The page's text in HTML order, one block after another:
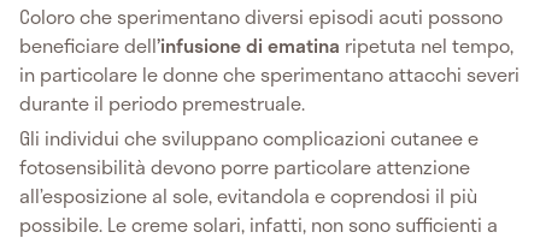
Coloro che sperimentano diversi episodi acuti possono
beneficiare dell’infusione di ematina ripetuta nel tempo,
in particolare le donne che sperimentano attacchi severi
durante il periodo premestruale.
Gli individui che sviluppano complicazioni cutanee e
fotosensibilità devono porre particolare attenzione
all’esposizione al sole, evitandola e coprendosi il più
possibile. Le creme solari, infatti, non sono sufficienti a